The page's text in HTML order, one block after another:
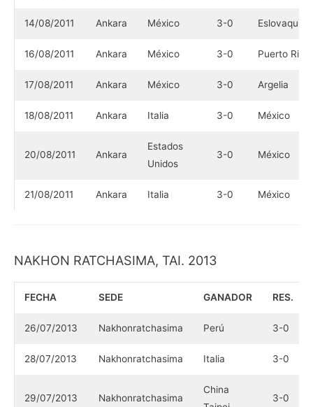
14/08/2011 Ankara México 3-0 Eslovaquia
16/08/2011 Ankara México 3-0 Puerto Rico
17/08/2011 Ankara México 3-0 Argelia
18/08/2011 Ankara Italia 3-0 México
20/08/2011 Ankara
Estados
Unidos
3-0 México
21/08/2011 Ankara Italia 3-0 México
NAKHON RATCHASIMA, TAI. 2013
FECHA SEDE GANADOR RES.
26/07/2013 Nakhonratchasima Perú 3-0
28/07/2013 Nakhonratchasima Italia 3-0
29/07/2013 Nakhonratchasima
China
3-0